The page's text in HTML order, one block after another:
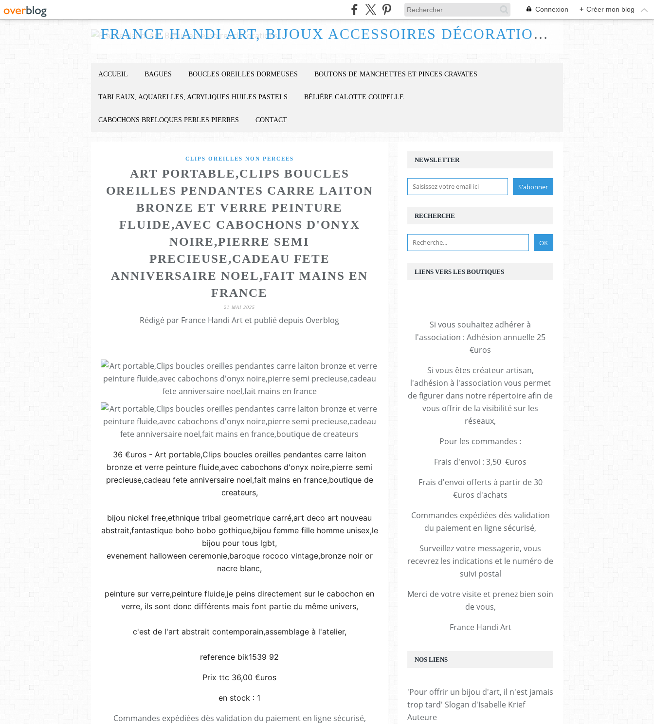
Connexion + Créer mon blog
FRANCE HANDI ART, BIJOUX ACCESSOIRES DÉCORATIONS
ACCUEIL BAGUES BOUCLES OREILLES DORMEUSES BOUTONS DE MANCHETTES ET PINCES CRAVATES
TABLEAUX, AQUARELLES, ACRYLIQUES HUILES PASTELS BÉLIÈRE CALOTTE COUPELLE
CABOCHONS BRELOQUES PERLES PIERRES CONTACT
CLIPS OREILLES NON PERCEES
ART PORTABLE,CLIPS BOUCLES
OREILLES PENDANTES CARRE LAITON
BRONZE ET VERRE PEINTURE
FLUIDE,AVEC CABOCHONS D'ONYX
NOIRE,PIERRE SEMI
PRECIEUSE,CADEAU FETE
ANNIVERSAIRE NOEL,FAIT MAINS EN
FRANCE
21 MAI 2025
Rédigé par France Handi Art et publié depuis Overblog
36 €uros - Art portable,Clips boucles oreilles pendantes carre laiton
bronze et verre peinture fluide,avec cabochons d'onyx noire,pierre semi
precieuse,cadeau fete anniversaire noel,fait mains en france,boutique de
createurs,
bijou nickel free,ethnique tribal geometrique carré,art deco art nouveau
abstrait,fantastique boho bobo gothique,bijou femme fille homme unisex,le
bijou pour tous lgbt,
evenement halloween ceremonie,baroque rococo vintage,bronze noir or
nacre blanc,
peinture sur verre,peinture fluide,je peins directement sur le cabochon en
verre, ils sont donc différents mais font partie du même univers,
c'est de l'art abstrait contemporain,assemblage à l'atelier,
reference bik1539 92
Prix ttc 36,00 €uros
en stock : 1
Commandes expédiées dès validation du paiement en ligne sécurisé,
NEWSLETTER
RECHERCHE
LIENS VERS LES BOUTIQUES
Si vous souhaitez adhérer à
l'association : Adhésion annuelle 25
€uros
Si vous êtes créateur artisan,
l'adhésion à l'association vous permet
de figurer dans notre répertoire afin de
vous offrir de la visibilité sur les
réseaux,
Pour les commandes :
Frais d'envoi : 3,50 €uros
Frais d'envoi offerts à partir de 30
€uros d'achats
Commandes expédiées dès validation
du paiement en ligne sécurisé,
Surveillez votre messagerie, vous
recevrez les indications et le numéro de
suivi postal
Merci de votre visite et prenez bien soin
de vous,
France Handi Art
NOS LIENS
'Pour offrir un bijou d'art, il n'est jamais
trop tard' Slogan d'Isabelle Krief
Auteure